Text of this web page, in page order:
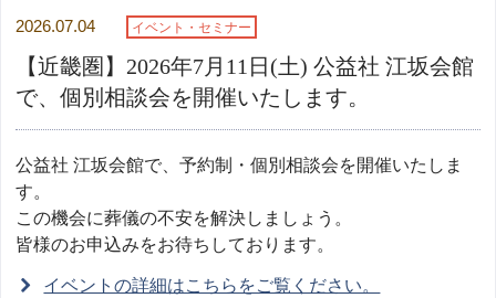
2026.07.04 イベント・セミナー
【近畿圏】2026年7月11日(土) 公益社 江坂会館
で、個別相談会を開催いたします。
公益社 江坂会館で、予約制・個別相談会を開催いたしま
す。
この機会に葬儀の不安を解決しましょう。
皆様のお申込みをお待ちしております。
イベントの詳細はこちらをご覧ください。